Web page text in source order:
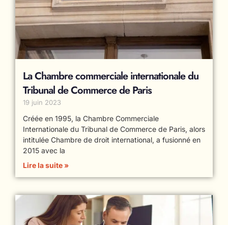
La Chambre commerciale internationale du
Tribunal de Commerce de Paris
19 juin 2023
Créée en 1995, la Chambre Commerciale
Internationale du Tribunal de Commerce de Paris, alors
intitulée Chambre de droit international, a fusionné en
2015 avec la
Lire la suite »